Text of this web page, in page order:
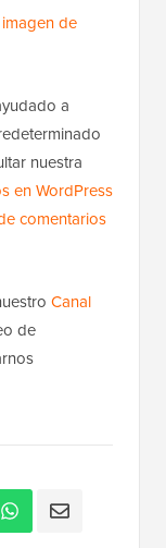
de
a
nuestra
en WordPress
comentarios
Canal
de